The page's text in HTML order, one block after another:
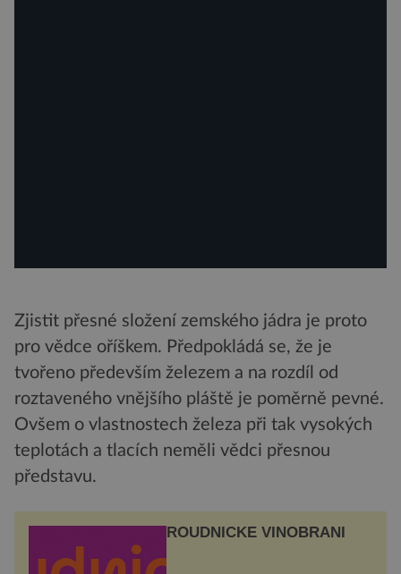
Zjistit přesné složení zemského jádra je proto
pro vědce oříškem. Předpokládá se, že je
tvořeno především železem a na rozdíl od
roztaveného vnějšího pláště je poměrně pevné.
Ovšem o vlastnostech železa při tak vysokých
teplotách a tlacích neměli vědci přesnou
představu.
ROUDNICKÉ VINOBRANÍ